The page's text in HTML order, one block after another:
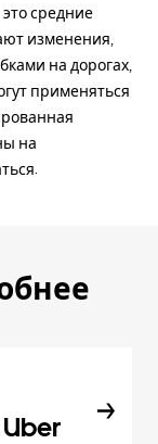
средние
изменения,
на дорогах,
применяться
на